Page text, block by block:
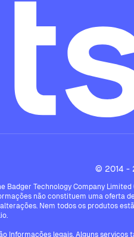
© 2014 -
Technology Company
não constituem uma oferta
Nem todos os produtos
legais. Alguns